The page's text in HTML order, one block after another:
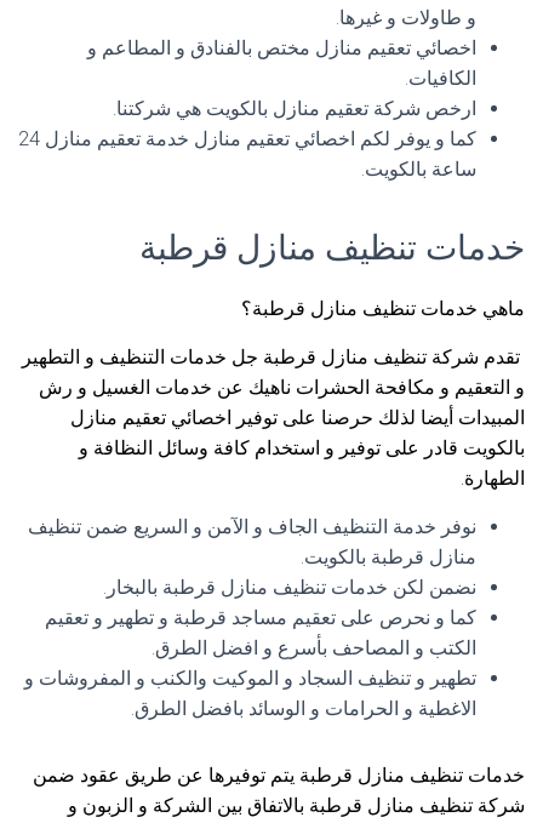
و طاولات و غيرها.
اخصائي تعقيم منازل مختص بالفنادق و المطاعم و
الكافيات.
ارخص شركة تعقيم منازل بالكويت هي شركتنا.
كما و يوفر لكم اخصائي تعقيم منازل خدمة تعقيم منازل 24
ساعة بالكويت.
خدمات تنظيف منازل قرطبة
ماهي خدمات تنظيف منازل قرطبة؟
تقدم شركة تنظيف منازل قرطبة جل خدمات التنظيف و التطهير
و التعقيم و مكافحة الحشرات ناهيك عن خدمات الغسيل و رش
المبيدات أيضا لذلك حرصنا على توفير اخصائي تعقيم منازل
بالكويت قادر على توفير و استخدام كافة وسائل النظافة و
الطهارة.
نوفر خدمة التنظيف الجاف و الآمن و السريع ضمن تنظيف
منازل قرطبة بالكويت.
نضمن لكن خدمات تنظيف منازل قرطبة بالبخار.
كما و نحرص على تعقيم مساجد قرطبة و تطهير و تعقيم
الكتب و المصاحف بأسرع و افضل الطرق.
تطهير و تنظيف السجاد و الموكيت والكنب و المفروشات و
الاغطية و الحرامات و الوسائد بافضل الطرق.
خدمات تنظيف منازل قرطبة يتم توفيرها عن طريق عقود ضمن
شركة تنظيف منازل قرطبة بالاتفاق بين الشركة و الزبون و